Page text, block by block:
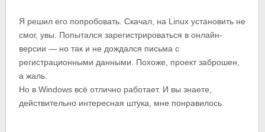
Я решил его попробовать. Скачал, на Linux установить не
смог, увы. Попытался зарегистрироваться в онлайн-
версии — но так и не дождался письма с
регистрационными данными. Похоже, проект заброшен,
а жаль.
Но в Windows всё отлично работает. И вы знаете,
действительно интересная штука, мне понравилось.